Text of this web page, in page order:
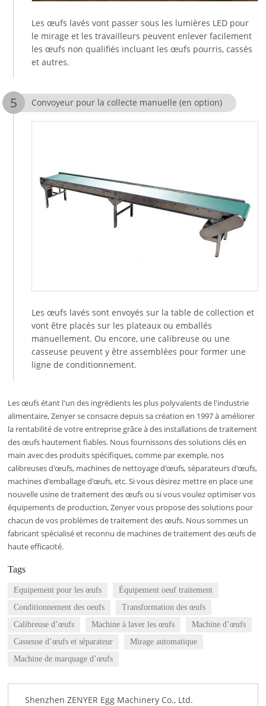
Les œufs lavés vont passer sous les lumières LED pour
le mirage et les travailleurs peuvent enlever facilement
les œufs non qualifiés incluant les œufs pourris, cassés
et autres.
Convoyeur pour la collecte manuelle (en option)
Les œufs lavés sont envoyés sur la table de collection et
vont être placés sur les plateaux ou emballés
manuellement. Ou encore, une calibreuse ou une
casseuse peuvent y être assemblées pour former une
ligne de conditionnement.
Les œufs étant l'un des ingrédients les plus polyvalents de l'industrie
alimentaire, Zenyer se consacre depuis sa création en 1997 à améliorer
la rentabilité de votre entreprise grâce à des installations de traitement
des œufs hautement fiables. Nous fournissons des solutions clés en
main avec des produits spécifiques, comme par exemple, nos
calibreuses d'œufs, machines de nettoyage d'œufs, séparateurs d'œufs,
machines d'emballage d'œufs, etc. Si vous désirez mettre en place une
nouvelle usine de traitement des œufs ou si vous voulez optimiser vos
équipements de production, Zenyer vous propose des solutions pour
chacun de vos problèmes de traitement des œufs. Nous sommes un
fabricant spécialisé et reconnu de machines de traitement des œufs de
haute efficacité.
Tags
Equipement pour les œufs
Équipement oeuf traitement
Conditionnement des oeufs
Transformation des œufs
Calibreuse d’œufs
Machine à laver les œufs
Machine d’œufs
Casseuse d’œufs et séparateur
Mirage automatique
Machine de marquage d’œufs
Shenzhen ZENYER Egg Machinery Co., Ltd.